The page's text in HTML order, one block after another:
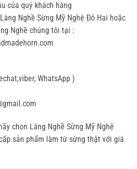
của quý khách hàng
Nghề Sừng Mỹ Nghệ Đô Hai hoặc
Nghề chúng tôi tại :
WhatsApp )
chọn Làng Nghề Sừng Mỹ Nghệ
sản phẩm làm từ sừng thật với giá